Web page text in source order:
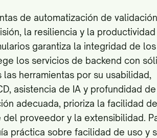
de automatización de
la resiliencia y la
garantiza la integridad de
los servicios de backend con
herramientas por su usabilidad,
asistencia de IA y profundidad
adecuada, prioriza la facilidad
proveedor y la extensibilidad.
práctica sobre facilidad de uso y